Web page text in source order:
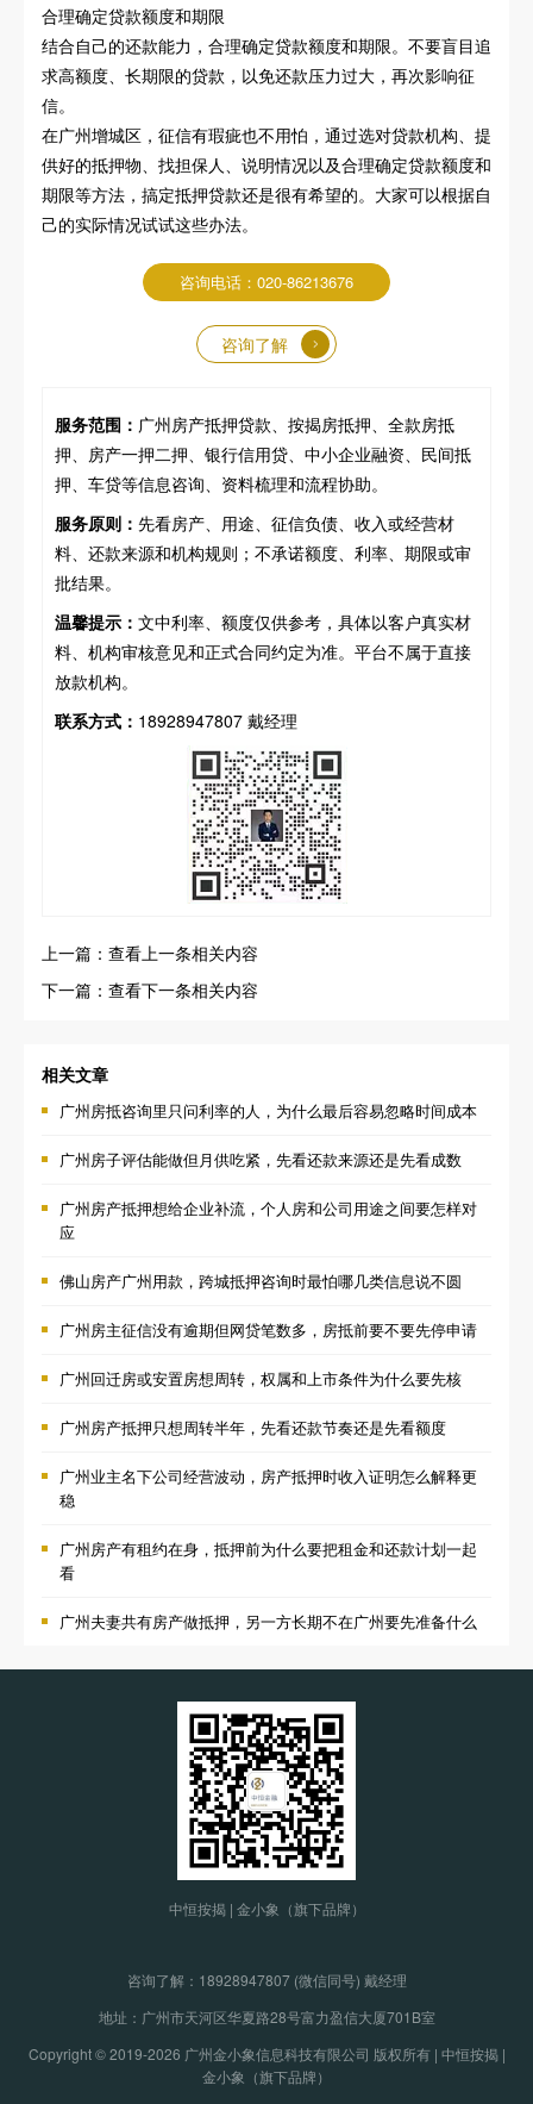
合理确定贷款额度和期限
结合自己的还款能力，合理确定贷款额度和期限。不要盲目追
求高额度、长期限的贷款，以免还款压力过大，再次影响征
信。
在广州增城区，征信有瑕疵也不用怕，通过选对贷款机构、提
供好的抵押物、找担保人、说明情况以及合理确定贷款额度和
期限等方法，搞定抵押贷款还是很有希望的。大家可以根据自
己的实际情况试试这些办法。
咨询电话：020-86213676
咨询了解
服务范围： 广州房产抵押贷款、按揭房抵押、全款房抵
押、房产一押二押、银行信用贷、中小企业融资、民间抵
押、车贷等信息咨询、资料梳理和流程协助。
服务原则： 先看房产、用途、征信负债、收入或经营材
料、还款来源和机构规则；不承诺额度、利率、期限或审
批结果。
温馨提示： 文中利率、额度仅供参考，具体以客户真实材
料、机构审核意见和正式合同约定为准。平台不属于直接
放款机构。
联系方式： 18928947807 戴经理
上一篇：查看上一条相关内容
下一篇：查看下一条相关内容
相关文章
广州房抵咨询里只问利率的人，为什么最后容易忽略时间成本
广州房子评估能做但月供吃紧，先看还款来源还是先看成数
广州房产抵押想给企业补流，个人房和公司用途之间要怎样对
应
佛山房产广州用款，跨城抵押咨询时最怕哪几类信息说不圆
广州房主征信没有逾期但网贷笔数多，房抵前要不要先停申请
广州回迁房或安置房想周转，权属和上市条件为什么要先核
广州房产抵押只想周转半年，先看还款节奏还是先看额度
广州业主名下公司经营波动，房产抵押时收入证明怎么解释更
稳
广州房产有租约在身，抵押前为什么要把租金和还款计划一起
看
广州夫妻共有房产做抵押，另一方长期不在广州要先准备什么
中恒按揭 | 金小象（旗下品牌）
咨询了解： 18928947807 (微信同号) 戴经理
地址：广州市天河区华夏路28号富力盈信大厦701B室
Copyright © 2019-2026 广州金小象信息科技有限公司 版权所有 | 中恒按揭 |
金小象（旗下品牌）